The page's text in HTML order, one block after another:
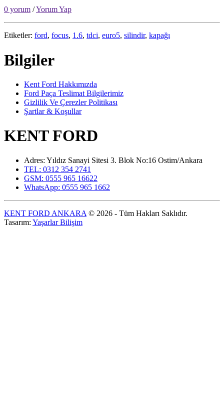
0 yorum /Yorum Yap
Etiketler: ford, focus, 1.6, tdci, euro5, silindir, kapağı
Bilgiler
Kent Ford Hakkımızda
Ford Paça Teslimat Bilgilerimiz
Gizlilik Ve Çerezler Politikası
Şartlar & Koşullar
KENT FORD
Adres: Yıldız Sanayi Sitesi 3. Blok No:16 Ostim/Ankara
TEL: 0312 354 2741
GSM: 0555 965 16622
WhatsApp: 0555 965 1662
KENT FORD ANKARA © 2026 - Tüm Hakları Saklıdır.
Tasarım: Yaşarlar Bilişim